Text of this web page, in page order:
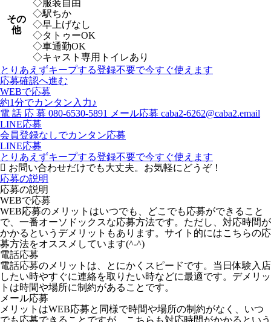
その
他
◇服装自由
◇駅ちか
◇早上げなし
◇タトゥーOK
◇車通勤OK
◇キャスト専用トイレあり
とりあえずキープする登録不要で今すぐ使えます
応募確認へ進む
WEBで応募
約1分でカンタン入力♪
電 話 応 募 080-6530-5891 メール応募 caba2-6262@caba2.email
LINE応募
会員登録なしでカンタン応募
LINE応募
とりあえずキープする登録不要で今すぐ使えます
お問い合わせだけでも大丈夫。お気軽にどうぞ！
応募の説明
応募の説明
WEBで応募
WEB応募のメリットはいつでも、どこでも応募ができること
で、一番オーソドックスな応募方法です。ただし、対応時間が
かかるというデメリットもあります。サイト的にはこちらの応
募方法をオススメしています(^-^)
電話応募
電話応募のメリットは、とにかくスピードです。当日体験入店
したい時やすぐに連絡を取りたい時などに最適です。デメリッ
トは時間や場所に制約があることです。
メール応募
メリットはWEB応募と同様で時間や場所の制約がなく、いつ
でも応募できることですが、こちらも対応時間がかかるという